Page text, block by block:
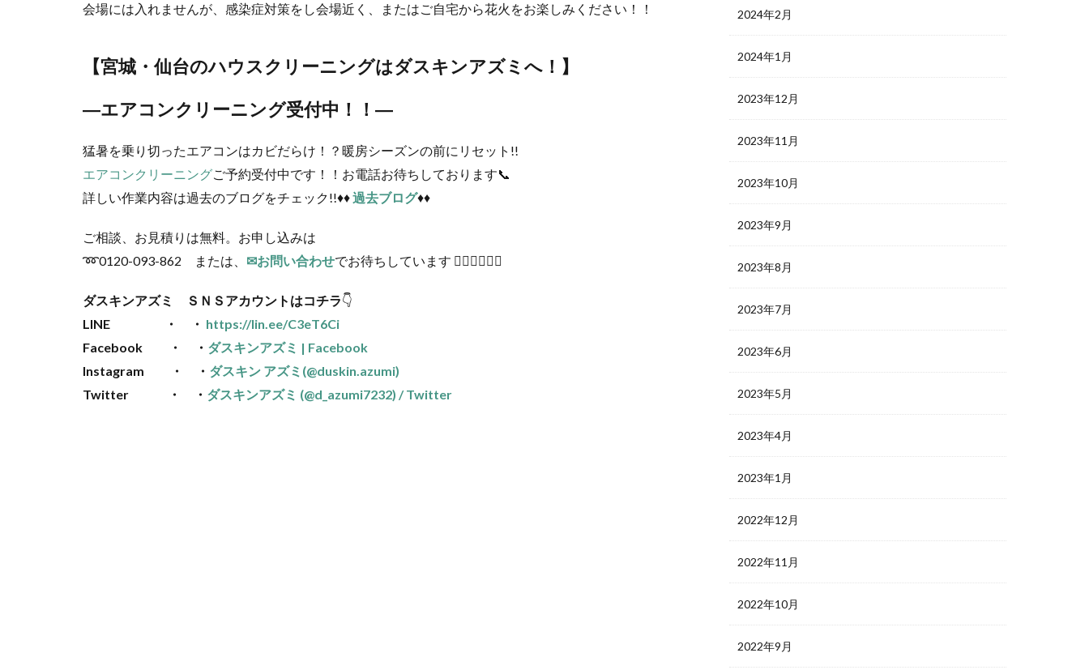
会場には入れませんが、感染症対策をし会場近く、またはご自宅から花火をお楽しみください！！
【宮城・仙台のハウスクリーニングはダスキンアズミへ！】
―エアコンクリーニング受付中！！―
猛暑を乗り切ったエアコンはカビだらけ！？暖房シーズンの前にリセット!!
エアコンクリーニングご予約受付中です！！お電話お待ちしております📞
詳しい作業内容は過去のブログをチェック!!♦♦過去ブログ♦♦
ご相談、お見積りは無料。お申し込みは
➿0120-093-862 または、 ✉お問い合わせでお待ちしています 🙋🏻‍♂️🙋🏻‍♀️
ダスキンアズミ ＳＮＳアカウントはコチラ👇
LINE ・ ・ https://lin.ee/C3eT6Ci
Facebook ・ ・ ダスキンアズミ | Facebook
Instagram ・ ・ ダスキン アズミ(@duskin.azumi)
Twitter ・ ・ ダスキンアズミ (@d_azumi7232) / Twitter
2024年2月
2024年1月
2023年12月
2023年11月
2023年10月
2023年9月
2023年8月
2023年7月
2023年6月
2023年5月
2023年4月
2023年1月
2022年12月
2022年11月
2022年10月
2022年9月